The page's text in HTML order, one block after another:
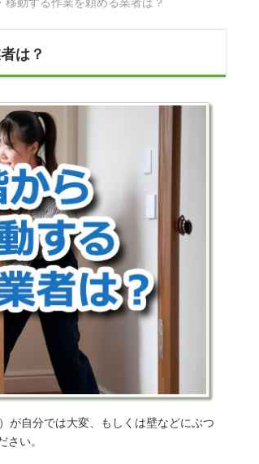
は？
が自分では大変、もしくは壁などにぶつ
い。